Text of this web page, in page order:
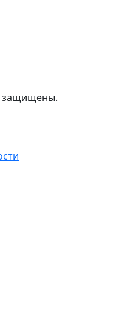
защищены.